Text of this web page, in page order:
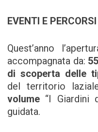
EVENTI E
Quest’anno
accompagnata da:
di scoperta delle
del territorio
volume “I Giardini
guidata.